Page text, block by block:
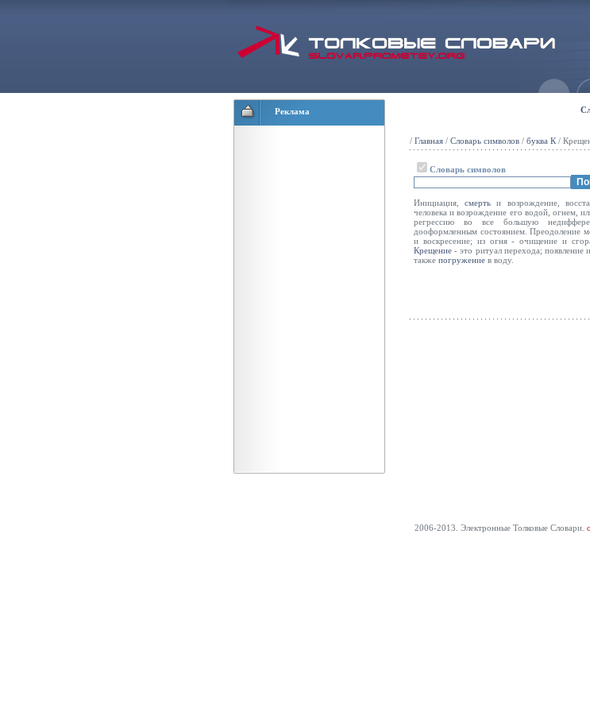
Реклама
/ Главная / Словарь символов / буква К /
Словарь символов
Инициация,смерть и возрождение,
человека и возрождение его водой, огнем,
регрессию во все большую
дооформленным состоянием. Преодоление
и воскресение; из огня - очищение и
Крещение - это ритуал перехода;
также погружение в воду.
2006-2013. Электронные Толковые Cловари.